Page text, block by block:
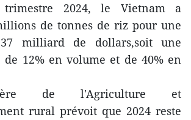
2024, le Vietnam a
de tonnes de riz pour une
milliard de dollars,soit une
de 12% en volume et de 40% en
de l'Agriculture et
rural prévoit que 2024 reste